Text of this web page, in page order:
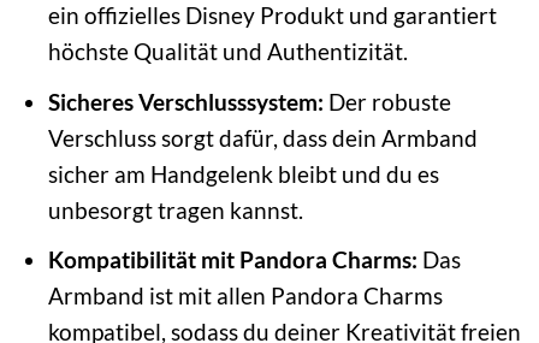
ein offizielles Disney Produkt und garantiert
höchste Qualität und Authentizität.
Sicheres Verschlusssystem: Der robuste
Verschluss sorgt dafür, dass dein Armband
sicher am Handgelenk bleibt und du es
unbesorgt tragen kannst.
Kompatibilität mit Pandora Charms: Das
Armband ist mit allen Pandora Charms
kompatibel, sodass du deiner Kreativität freien